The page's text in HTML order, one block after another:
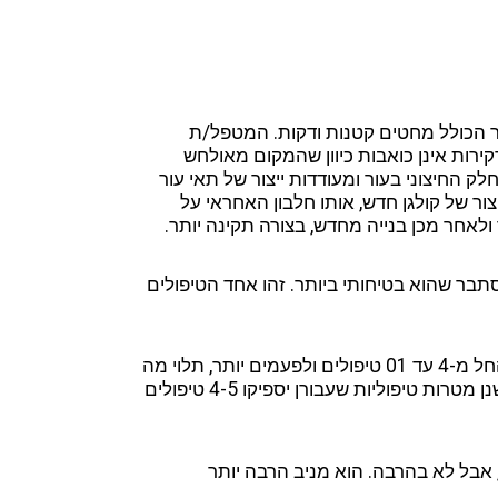
הכולל מחטים קטנות ודקות. המטפל/ת
אינן כואבות כיוון שהמקום מאולחש
בעור ומעודדות ייצור של תאי עור
של קולגן חדש, אותו חלבון האחראי על
מכן בנייה מחדש, בצורה תקינה יותר.
שהוא בטיחותי ביותר. זהו אחד הטיפולים
לתוצאות טובות יש לבצע סדרת טיפולים. אורך הסדרה ינוע החל מ-4 עד 01 טיפולים ולפעמים יותר, תלוי מה
המטרה. הטיפול בצלקות עמוקות יצריך סדרה ארוכה יותר. ישנן מטרות טיפוליות שעבורן יספיקו 4-5 טיפולים
אבל לא בהרבה. הוא מניב הרבה יותר